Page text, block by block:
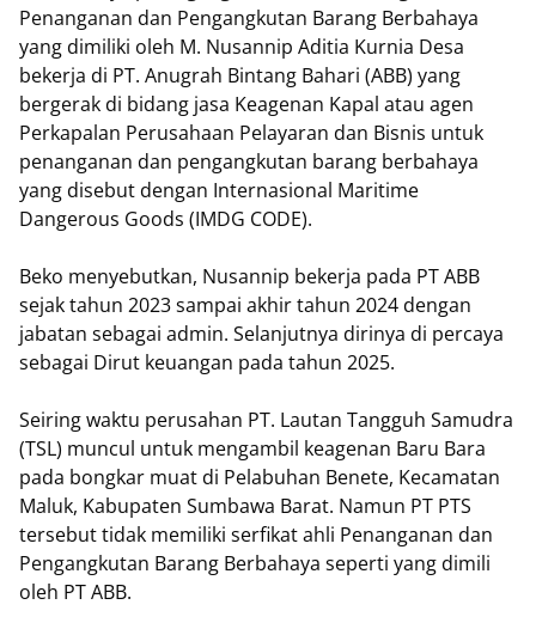
Penanganan dan Pengangkutan Barang Berbahaya
yang dimiliki oleh M. Nusannip Aditia Kurnia Desa
bekerja di PT. Anugrah Bintang Bahari (ABB) yang
bergerak di bidang jasa Keagenan Kapal atau agen
Perkapalan Perusahaan Pelayaran dan Bisnis untuk
penanganan dan pengangkutan barang berbahaya
yang disebut dengan Internasional Maritime
Dangerous Goods (IMDG CODE).
Beko menyebutkan, Nusannip bekerja pada PT ABB
sejak tahun 2023 sampai akhir tahun 2024 dengan
jabatan sebagai admin. Selanjutnya dirinya di percaya
sebagai Dirut keuangan pada tahun 2025.
Seiring waktu perusahan PT. Lautan Tangguh Samudra
(TSL) muncul untuk mengambil keagenan Baru Bara
pada bongkar muat di Pelabuhan Benete, Kecamatan
Maluk, Kabupaten Sumbawa Barat. Namun PT PTS
tersebut tidak memiliki serfikat ahli Penanganan dan
Pengangkutan Barang Berbahaya seperti yang dimili
oleh PT ABB.